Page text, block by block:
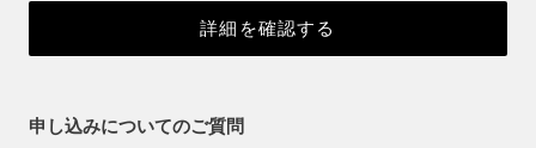
詳細を確認する
申し込みについてのご質問